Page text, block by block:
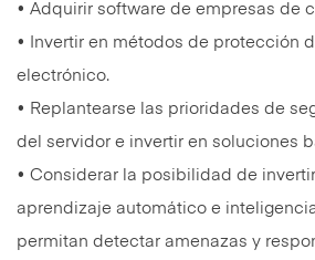
• Adquirir software de empresas de
• Invertir en métodos de protección
electrónico.
• Replantearse las prioridades de
del servidor e invertir en soluciones
• Considerar la posibilidad de
aprendizaje automático e
permitan detectar amenazas y